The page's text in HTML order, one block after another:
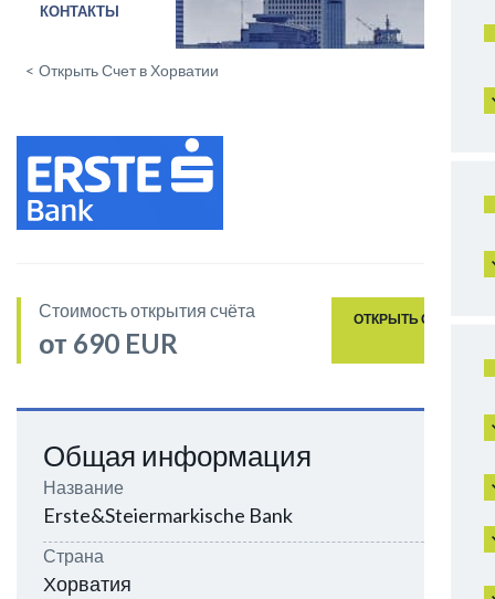
КОНТАКТЫ
< Открыть Счет в Хорватии
Стоимость открытия счёта
от 690 EUR
ОТКРЫТЬ СЧЁТ
Общая информация
Название
Erste&Steiermarkische Bank
Страна
Хорватия